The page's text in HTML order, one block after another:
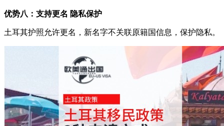
优势八：支持更名 隐私保护
土耳其护照允许更名，新名字不关联原籍国信息，保护隐私。